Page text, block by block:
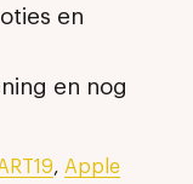
en
en nog
, Apple